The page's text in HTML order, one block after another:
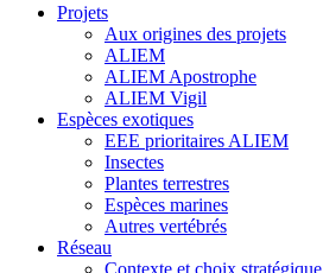
Projets
Aux origines des projets
ALIEM
ALIEM Apostrophe
ALIEM Vigil
Espèces exotiques
EEE prioritaires ALIEM
Insectes
Plantes terrestres
Espèces marines
Autres vertébrés
Réseau
Contexte et choix stratégique